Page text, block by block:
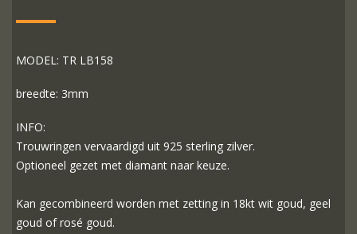
MODEL: TR LB158
breedte: 3mm
INFO:
Trouwringen vervaardigd uit 925 sterling zilver.
Optioneel gezet met diamant naar keuze.
Kan gecombineerd worden met zetting in 18kt wit goud, geel
goud of rosé goud.